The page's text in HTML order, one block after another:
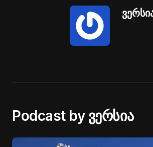
Podcast by ვერსია